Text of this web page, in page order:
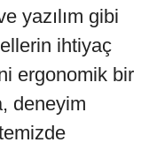
yazılım gibi
ihtiyaç
ergonomik bir
deneyim